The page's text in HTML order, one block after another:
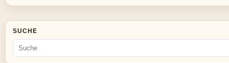
SUCHE